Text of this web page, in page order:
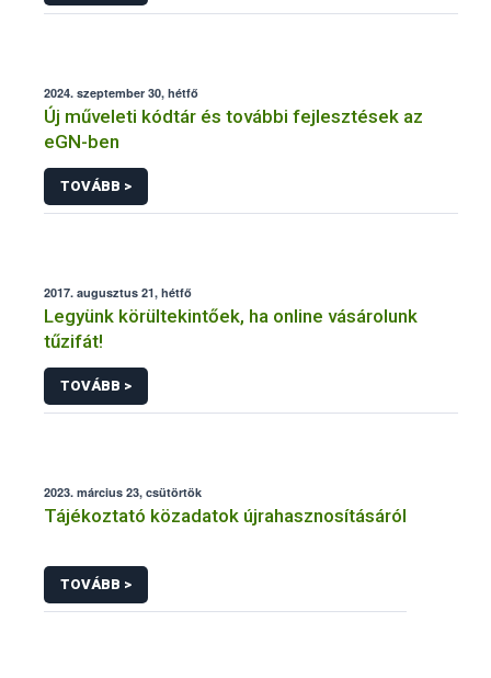
2024. szeptember 30, hétfő
Új műveleti kódtár és további fejlesztések az
eGN-ben
TOVÁBB >
2017. augusztus 21, hétfő
Legyünk körültekintőek, ha online vásárolunk
tűzifát!
TOVÁBB >
2023. március 23, csütörtök
Tájékoztató közadatok újrahasznosításáról
TOVÁBB >